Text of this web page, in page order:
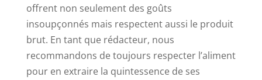
offrent non seulement des goûts
insoupçonnés mais respectent aussi le produit
brut. En tant que rédacteur, nous
recommandons de toujours respecter l’aliment
pour en extraire la quintessence de ses